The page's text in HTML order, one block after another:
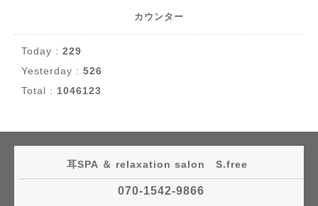
カウンター
Today : 229
Yesterday : 526
Total : 1046123
耳SPA ＆ relaxation salon S.free
070-1542-9866